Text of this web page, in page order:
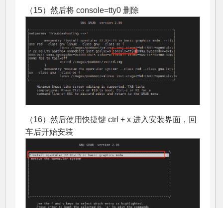
（15）然后将 console=tty0 删除
（16）然后使用快捷键 ctrl + x 进入安装界面，回
车后开始安装